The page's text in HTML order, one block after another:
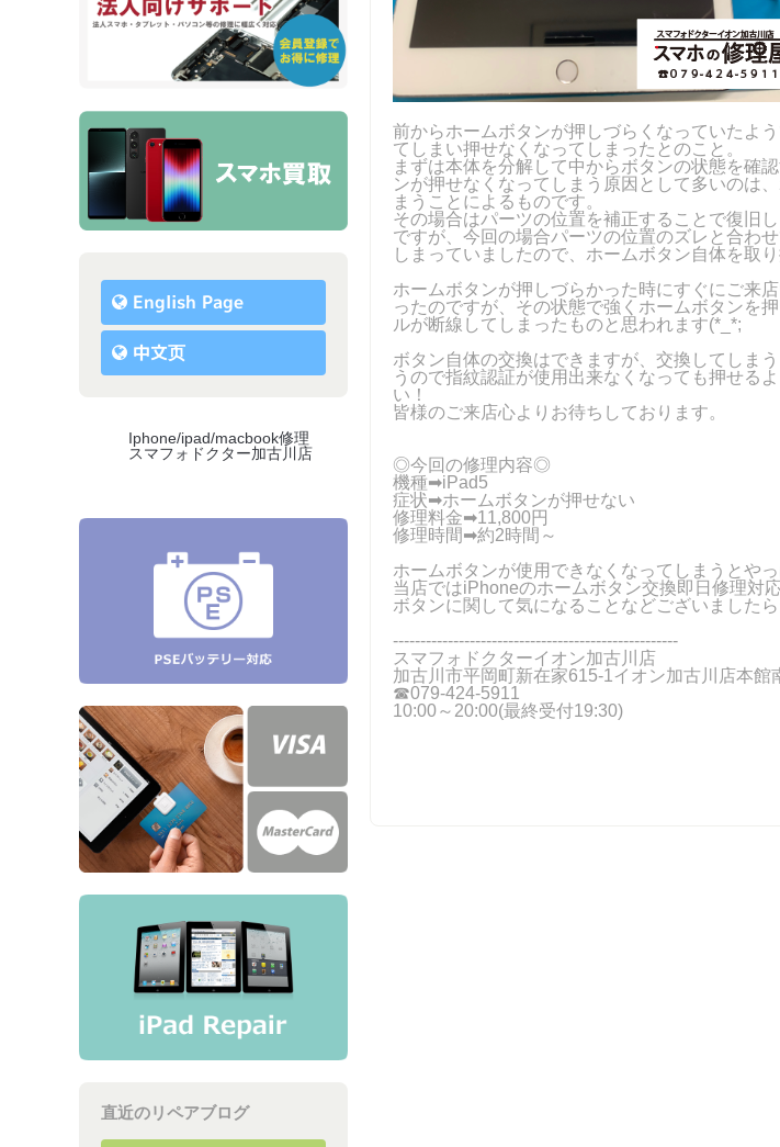
English Page
中文页
Iphone/ipad/macbook修理
スマフォドクター加古川店
直近のリペアブログ
前からホームボタンが押しづらくなっていたよ
てしまい押せなくなってしまったとのこと。
まずは本体を分解して中からボタンの状態を確
ンが押せなくなってしまう原因として多いのは
まうことによるものです。
その場合はパーツの位置を補正することで復旧し
ですが、今回の場合パーツの位置のズレと合わ
しまっていましたので、ホームボタン自体を取
ホームボタンが押しづらかった時にすぐにご来
ったのですが、その状態で強くホームボタンを
ルが断線してしまったものと思われます(*_*;
ボタン自体の交換はできますが、交換してしま
うので指紋認証が使用出来なくなっても押せる
い！
皆様のご来店心よりお待ちしております。
◎今回の修理内容◎
機種➡iPad5
症状➡ホームボタンが押せない
修理料金➡11,800円
修理時間➡約2時間～
ホームボタンが使用できなくなってしまうとや
当店ではiPhoneのホームボタン交換即日修理対
ボタンに関して気になることなどございました
----------------------------------------------------
スマフォドクターイオン加古川店
加古川市平岡町新在家615-1イオン加古川店本館
☎079-424-5911
10:00～20:00(最終受付19:30)